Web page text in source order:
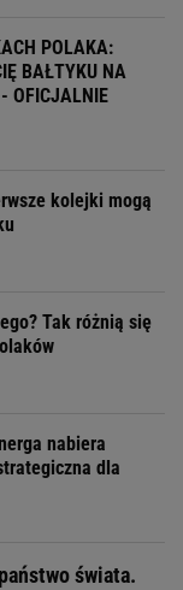
POLAKA:
BAŁTYKU NA
- OFICJALNIE
kolejki mogą
Tak różnią się
nabiera
dla
świata.